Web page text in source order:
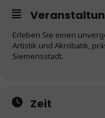
Erleben Sie einen
Artistik und Akrobatik,
Siemensstadt.
Zeit